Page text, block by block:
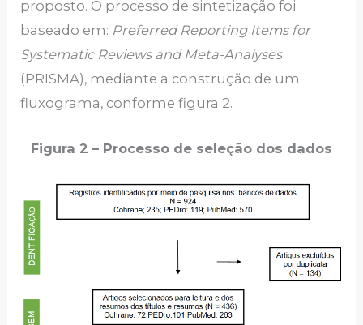
proposto. O processo de sintetização foi
baseado em: Preferred Reporting Items for
Systematic Reviews and Meta-Analyses
(PRISMA), mediante a construção de um
fluxograma, conforme figura 2.
Figura 2 – Processo de seleção dos dados